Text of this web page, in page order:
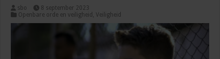
sbo
8 september 2023
Openbare orde en veiligheid ,Veiligheid